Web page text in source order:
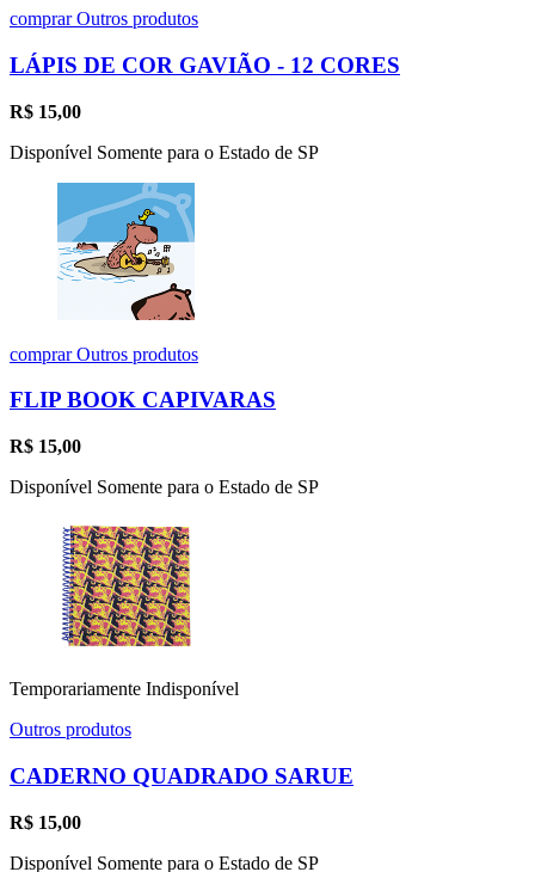
comprarOutros produtos
LÁPIS DE COR GAVIÃO - 12 CORES
R$ 15,00
Disponível Somente para o Estado de SP
comprarOutros produtos
FLIP BOOK CAPIVARAS
R$ 15,00
Disponível Somente para o Estado de SP
Temporariamente Indisponível
Outros produtos
CADERNO QUADRADO SARUE
R$ 15,00
Disponível Somente para o Estado de SP